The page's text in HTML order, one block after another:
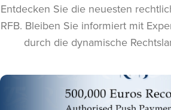
Entdecken Sie die neuesten
RFB. Bleiben Sie informiert mit
durch die dynamische